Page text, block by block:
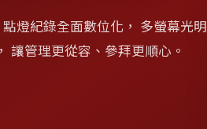
燈紀錄全面數位化， 多螢幕光明
讓管理更從容、參拜更順心。